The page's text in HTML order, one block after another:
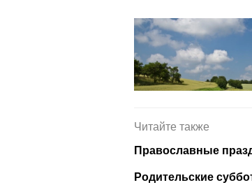
Читайте также
Православные
Родительские